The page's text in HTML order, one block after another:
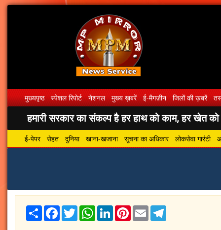
मुख्यपृष्ठ स्पेशल रिपोर्ट नेशनल मुख्य ख़बरें ई-मैगज़ीन जिलों की ख़बरें
हमारी सरकार का संकल्प है हर हाथ को काम, हर खेत को
ई-पेपर सेहत दुनिया खाना-खजाना सूचना का अधिकार लोकसेवा गारंटी
ShareFacebook
TwitterWhatsApp
LinkedInPinterest
Email